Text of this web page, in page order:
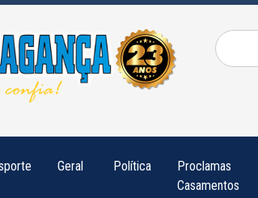
Pesquisar
por:
Geral Política
Proclamas
Casamentos